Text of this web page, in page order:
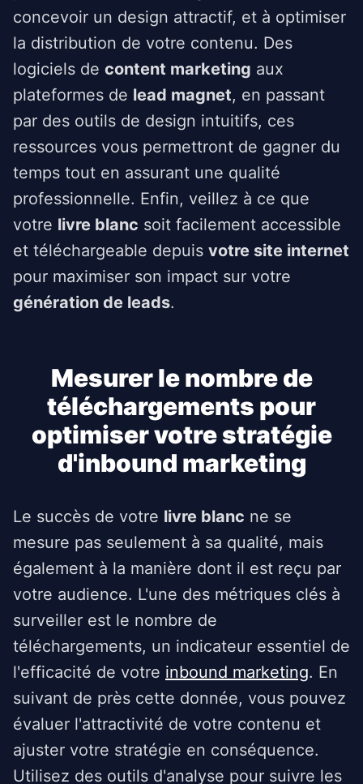
concevoir un design attractif, et à optimiser
la distribution de votre contenu. Des
logiciels de content marketing aux
plateformes de lead magnet, en passant
par des outils de design intuitifs, ces
ressources vous permettront de gagner du
temps tout en assurant une qualité
professionnelle. Enfin, veillez à ce que
votre livre blanc soit facilement accessible
et téléchargeable depuis votre site internet
pour maximiser son impact sur votre
génération de leads.
Mesurer le nombre de
téléchargements pour
optimiser votre stratégie
d'inbound marketing
Le succès de votre livre blanc ne se
mesure pas seulement à sa qualité, mais
également à la manière dont il est reçu par
votre audience. L'une des métriques clés à
surveiller est le nombre de
téléchargements, un indicateur essentiel de
l'efficacité de votre inbound marketing. En
suivant de près cette donnée, vous pouvez
évaluer l'attractivité de votre contenu et
ajuster votre stratégie en conséquence.
Utilisez des outils d'analyse pour suivre les